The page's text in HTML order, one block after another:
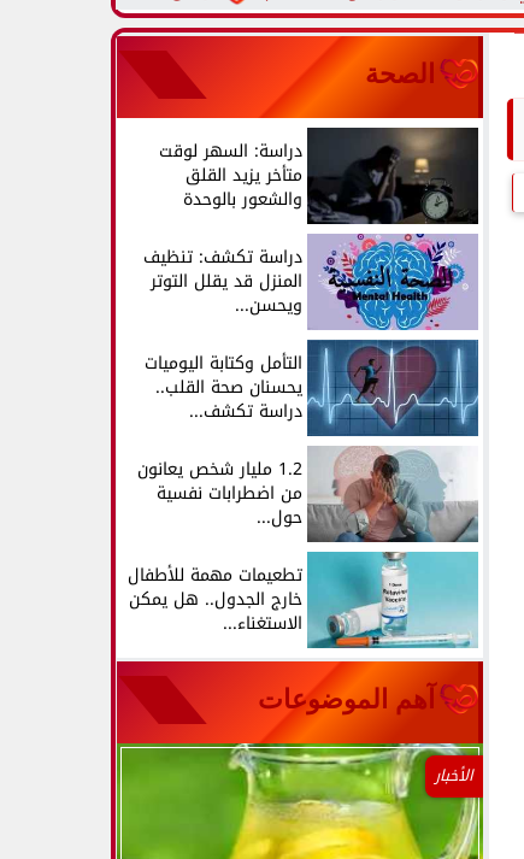
الصحة
دراسة: السهر لوقت
متأخر يزيد القلق
والشعور بالوحدة
دراسة تكشف: تنظيف
المنزل قد يقلل التوتر
ويحسن...
التأمل وكتابة اليوميات
يحسنان صحة القلب..
دراسة تكشف...
1.2 مليار شخص يعانون
من اضطرابات نفسية
حول...
تطعيمات مهمة للأطفال
خارج الجدول.. هل يمكن
الاستغناء...
آهم الموضوعات
الأخبار